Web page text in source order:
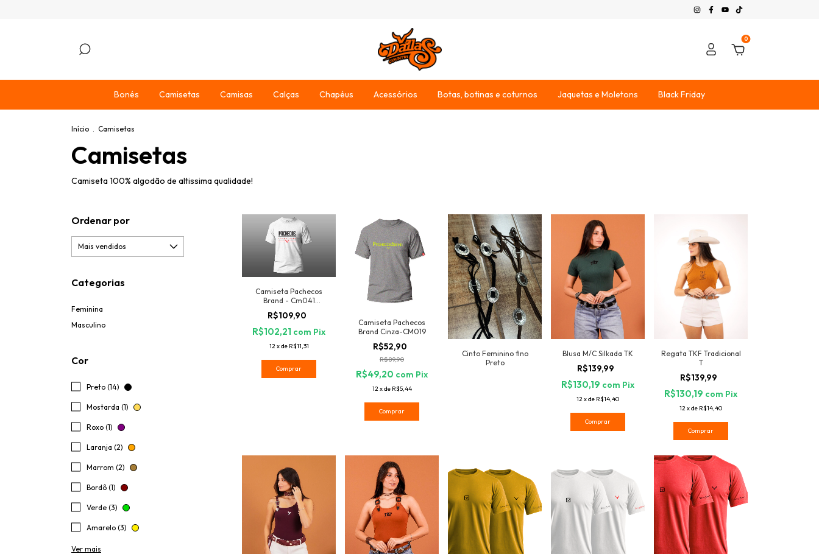
0
Bonés Camisetas Camisas Calças Chapéus Acessórios Botas, botinas e coturnos Jaquetas e Moletons Black Friday
Início . Camisetas
Camisetas
Camiseta 100% algodão de altissima qualidade!
Ordenar por
Categorias
Feminina
Masculino
Cor
Preto (14)
Mostarda (1)
Roxo (1)
Laranja (2)
Marrom (2)
Bordô (1)
Verde (3)
Amarelo (3)
Ver mais
Camiseta Pachecos
Brand - Cm041
PACHECOS
R$109,90
R$102,21 com Pix
12xde R$11,31
Comprar
Camiseta Pachecos
Brand Cinza-CM019
R$52,90
R$89,90
R$49,20 com Pix
12xde R$5,44
Comprar
Cinto Feminino fino
Preto
Blusa M/C Silkada TK
R$139,99
R$130,19 com Pix
12xde R$14,40
Comprar
Regata TKF Tradicional
T
R$139,99
R$130,19 com Pix
12xde R$14,40
Comprar